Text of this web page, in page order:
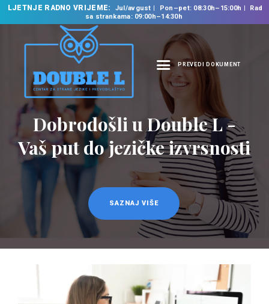
LJETNJE RADNO VRIJEME: Jul/avgust Pon–pet: 08:30h–15:00h
Rad
sa strankama: 09:00h–14:30h
PREVEDI DOKUMENT
NASLOVNA
O NAMA
NAŠE USLUGE
ŠKOLA STRANIH
JEZIKA
PREVODILAČKI BIRO
KURSEVI
NOVOSTI
KONTAKT
Dobrodošli u Double L -
Vaš put do jezičke izvrsnosti
SAZNAJ VIŠE
Prevodilačke usluge
na 35 jezika
SAZNAJ VIŠE